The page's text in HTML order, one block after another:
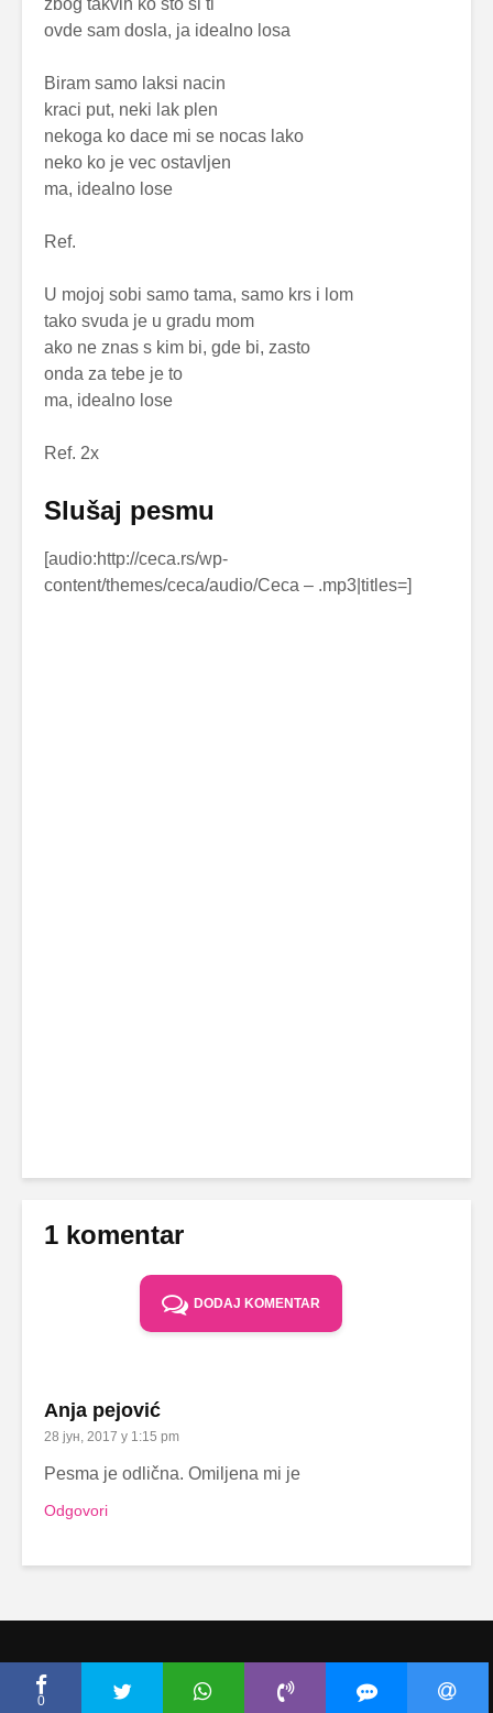
zbog takvih ko sto si ti
ovde sam dosla, ja idealno losa
Biram samo laksi nacin
kraci put, neki lak plen
nekoga ko dace mi se nocas lako
neko ko je vec ostavljen
ma, idealno lose
Ref.
U mojoj sobi samo tama, samo krs i lom
tako svuda je u gradu mom
ako ne znas s kim bi, gde bi, zasto
onda za tebe je to
ma, idealno lose
Ref. 2x
Slušaj pesmu
[audio:http://ceca.rs/wp-
content/themes/ceca/audio/Ceca – .mp3|titles=]
1 komentar
DODAJ KOMENTAR
Anja pejović
28 јун, 2017 у 1:15 pm
Pesma je odlična. Omiljena mi je
Odgovori
0